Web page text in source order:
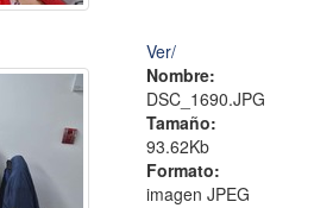
Ver/
Nombre:
DSC_1690.JPG
Tamaño:
93.62Kb
Formato:
imagen JPEG